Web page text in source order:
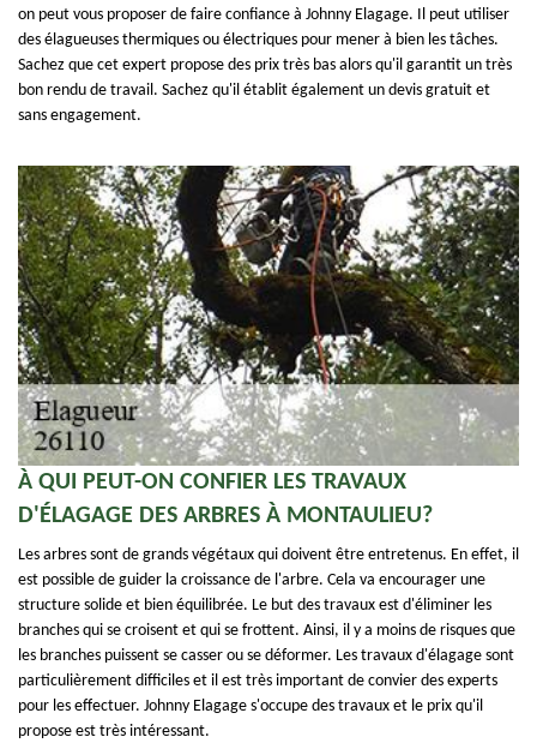
on peut vous proposer de faire confiance à Johnny Elagage. Il peut utiliser
des élagueuses thermiques ou électriques pour mener à bien les tâches.
Sachez que cet expert propose des prix très bas alors qu'il garantit un très
bon rendu de travail. Sachez qu'il établit également un devis gratuit et
sans engagement.
À QUI PEUT-ON CONFIER LES TRAVAUX
D'ÉLAGAGE DES ARBRES À MONTAULIEU?
Les arbres sont de grands végétaux qui doivent être entretenus. En effet, il
est possible de guider la croissance de l'arbre. Cela va encourager une
structure solide et bien équilibrée. Le but des travaux est d'éliminer les
branches qui se croisent et qui se frottent. Ainsi, il y a moins de risques que
les branches puissent se casser ou se déformer. Les travaux d'élagage sont
particulièrement difficiles et il est très important de convier des experts
pour les effectuer. Johnny Elagage s'occupe des travaux et le prix qu'il
propose est très intéressant.